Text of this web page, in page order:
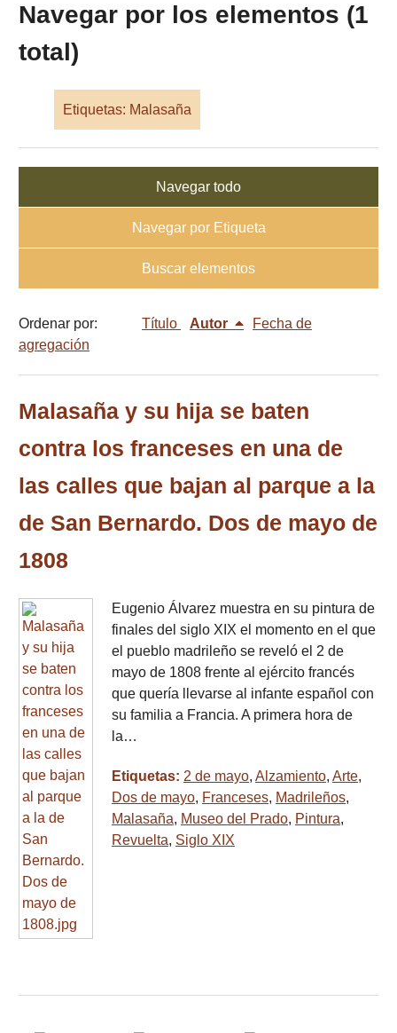
Navegar por los elementos (1
total)
Etiquetas: Malasaña
Navegar todo
Navegar por Etiqueta
Buscar elementos
Ordenar por: Título Autor
Fecha de
agregación
Malasaña y su hija se baten
contra los franceses en una de
las calles que bajan al parque a la
de San Bernardo. Dos de mayo de
1808
Eugenio Álvarez muestra en su pintura de
finales del siglo XIX el momento en el que
el pueblo madrileño se reveló el 2 de
mayo de 1808 frente al ejército francés
que quería llevarse al infante español con
su familia a Francia. A primera hora de
la…
Etiquetas: 2 de mayo, Alzamiento, Arte,
Dos de mayo, Franceses, Madrileños,
Malasaña, Museo del Prado, Pintura,
Revuelta, Siglo XIX